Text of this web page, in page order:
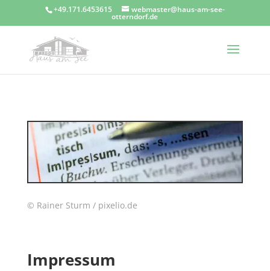
+49.171.6453615 webmaster@haus-am-see-
otterndorf.de
© Rainer Sturm / pixelio.de
Impressum